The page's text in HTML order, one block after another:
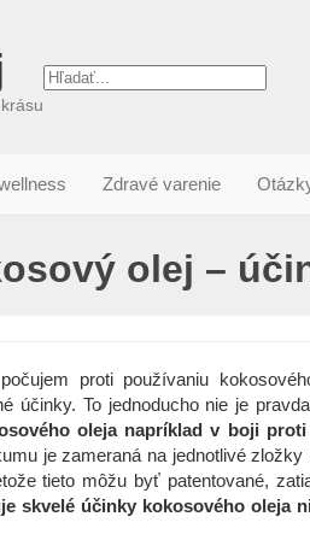
Zdravé varenie
olej –
proti používaniu
účinky. To jednoducho nie je
oleja napríklad v boji
je zameraná na jednotlivé zložky
tieto môžu byť patentované,
skvelé účinky kokosového oleja